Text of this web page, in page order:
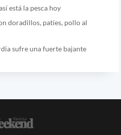
está la pesca hoy
doradillos, patíes, pollo al
sufre una fuerte bajante